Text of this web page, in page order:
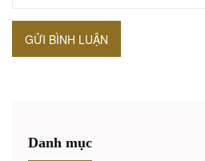
GỬI BÌNH LUẬN
Danh mục